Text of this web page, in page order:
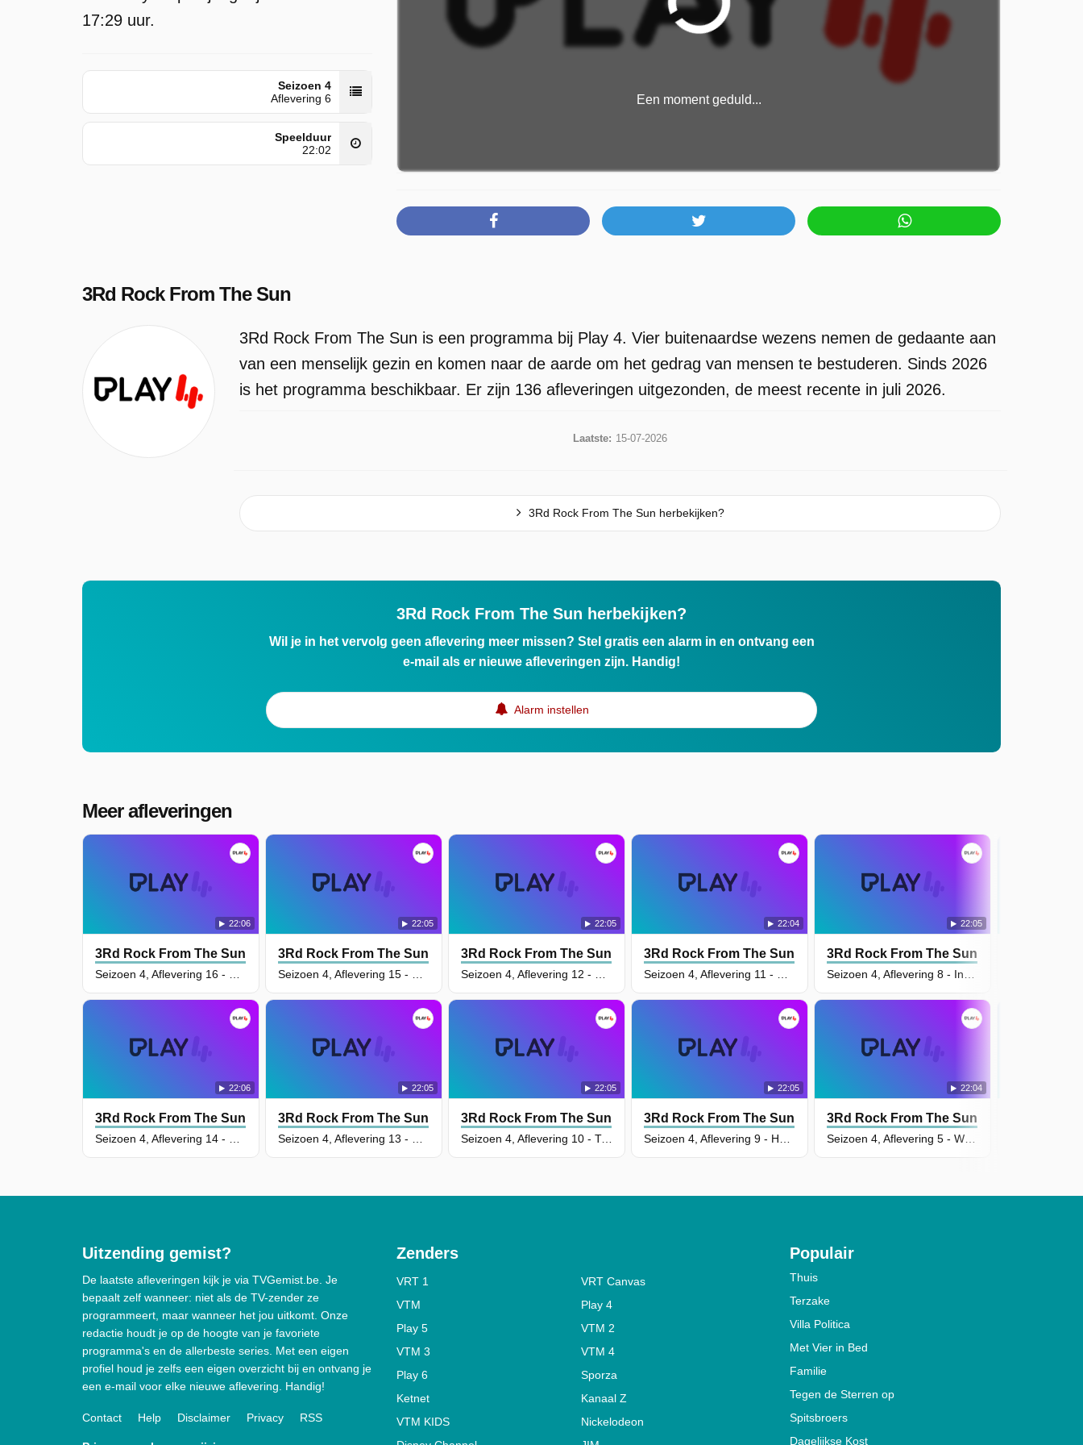
17:29 uur.
Seizoen 4
Aflevering 6
Speelduur
22:02
Een moment geduld...
3Rd Rock From The Sun
3Rd Rock From The Sun is een programma bij Play 4. Vier buitenaardse wezens nemen de gedaante aan
van een menselijk gezin en komen naar de aarde om het gedrag van mensen te bestuderen. Sinds 2026
is het programma beschikbaar. Er zijn 136 afleveringen uitgezonden, de meest recente in juli 2026.
Laatste: 15-07-2026
3Rd Rock From The Sun herbekijken?
3Rd Rock From The Sun herbekijken?
Wil je in het vervolg geen aflevering meer missen? Stel gratis een alarm in en ontvang een
e-mail als er nieuwe afleveringen zijn. Handig!
Alarm instellen
Meer afleveringen
22:06
3Rd Rock From The Sun
22:05
3Rd Rock From The Sun
22:06
3Rd Rock From The Sun
22:05
3Rd Rock From The Sun
22:05
3Rd Rock From The Sun
22:04
3Rd Rock From The Sun
22:05
3Rd Rock From The Sun
Seizoen 4, Aflevering 10 - Two-Faced Dick
22:05
3Rd Rock From The Sun
22:05
3Rd Rock From The Sun
22:04
3Rd Rock From The Sun
Uitzending gemist?
De laatste afleveringen kijk je via TVGemist.be. Je
bepaalt zelf wanneer: niet als de TV-zender ze
programmeert, maar wanneer het jou uitkomt. Onze
redactie houdt je op de hoogte van je favoriete
programma's en de allerbeste series. Met een eigen
profiel houd je zelfs een eigen overzicht bij en ontvang je
een e-mail voor elke nieuwe aflevering. Handig!
Contact Help Disclaimer Privacy RSS
Zenders
VRT 1
VRT Canvas
VTM
Play 4
Play 5
VTM 2
VTM 3
VTM 4
Play 6
Sporza
Ketnet
Kanaal Z
VTM KIDS
Nickelodeon
Populair
Thuis
Terzake
Villa Politica
Met Vier in Bed
Familie
Tegen de Sterren op
Spitsbroers
Dagelijkse Kost